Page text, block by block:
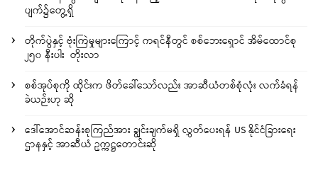
ပျက်၌တွေ့ရှိ
တိုက်ပွဲနှင့် ဗုံးကြဲမှုများကြောင့် ကရင်နီတွင် စစ်ဘေးရှောင် အိမ်ထောင်စု
၂၅၀ နီးပါး တိုးလာ
စစ်အုပ်စုကို ထိုင်းက ဖိတ်ခေါ်သော်လည်း အာဆီယံတစ်စုံလုံး လက်ခံရန်
ခဲယဉ်းဟု ဆို
ဒေါ်အောင်ဆန်းစုကြည်အား ချွင်းချက်မရှိ လွှတ်ပေးရန် US နိုင်ငံခြားရေး
ဌာနနှင့် အာဆီယံ ဥက္ကဋ္ဌတောင်းဆို